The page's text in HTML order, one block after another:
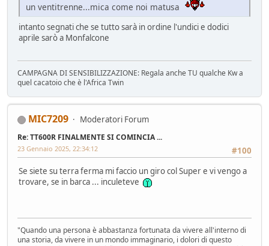
un ventitrenne...mica come noi matusa
intanto segnati che se tutto sarà in ordine l'undici e dodici
aprile sarò a Monfalcone
CAMPAGNA DI SENSIBILIZZAZIONE: Regala anche TU qualche Kw a
quel cacatoio che è l'Africa Twin
MIC7209 Moderatori Forum
Re: TT600R FINALMENTE SI COMINCIA ...
#100
23 Gennaio 2025, 22:34:12
Se siete su terra ferma mi faccio un giro col Super e vi vengo a
trovare, se in barca ... inculeteve
"Quando una persona è abbastanza fortunata da vivere all'interno di
una storia, da vivere in un mondo immaginario, i dolori di questo